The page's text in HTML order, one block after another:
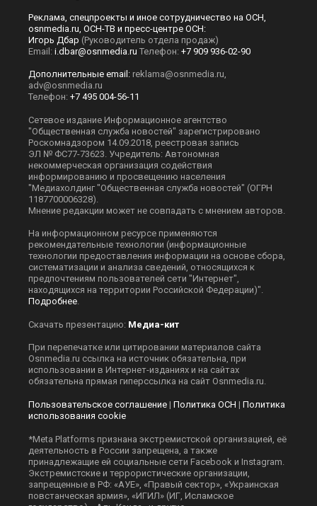
Реклама, спецпроекты и иное сотрудничество на ОСН,
osnmedia.ru, ОСН-ТВ и пресс-центре ОСН:
Игорь Дбар (Руководитель отдела продаж)
Email: i.dbar@osnmedia.ru Телефон: +7 909 936-02-90
Дополнительные email: reklama@osnmedia.ru
adv@osnmedia.ru
Телефон: +7 495 004-56-11
Сетевое издание Информационное агентство
"Общественная служба новостей" зарегистрировано
Роскомнадзором 14.09.2018, реестровая запись
ЭЛ № ФС77-73623. Учредитель: Автономная
некоммерческая организация содействия
информированию и просвещению населения
"Медиахолдинг "Общественная служба новостей" (ОГРН
1187700006328).
Мнение редакции может не совпадать с мнением авторов.
На информационном ресурсе применяются
рекомендательные технологии (информационные
технологии предоставления информации на основе сбора,
систематизации и анализа сведений, относящихся к
предпочтениям пользователей сети "Интернет",
находящихся на территории Российской Федерации)".
Подробнее
Скачать презентацию: Медиа-кит
При перепечатке или цитировании материалов сайта
Оsnmedia.ru ссылка на источник обязательна, при
использовании в Интернет-изданиях и на сайтах
обязательна прямая гиперссылка на сайт Оsnmedia.ru.
Пользовательское соглашение | Политика ОСН | Политика
использования cookie
*Meta Platforms признана экстремистской организацией, её
деятельность в России запрещена, а также
принадлежащие ей социальные сети Facebook и Instagram.
Экстремистские и террористические организации,
запрещенные в РФ: «АУЕ», «Правый сектор», «Украинская
повстанческая армия», «ИГИЛ» (ИГ, Исламское